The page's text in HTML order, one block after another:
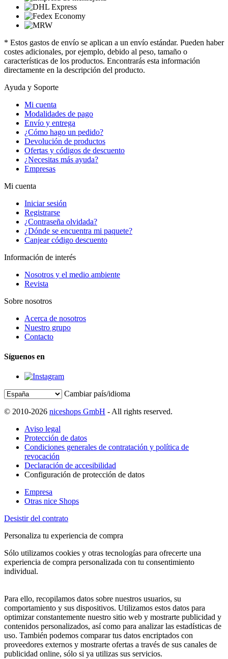
* Estos gastos de envío se aplican a un envío estándar. Pueden haber
costes adicionales, por ejemplo, debido al peso, tamaño o
características de los productos. Encontrarás esta información
directamente en la descripción del producto.
Ayuda y Soporte
Mi cuenta
Modalidades de pago
Envío y entrega
¿Cómo hago un pedido?
Devolución de productos
Ofertas y códigos de descuento
¿Necesitas más ayuda?
Empresas
Mi cuenta
Iniciar sesión
Registrarse
¿Contraseña olvidada?
¿Dónde se encuentra mi paquete?
Canjear código descuento
Información de interés
Nosotros y el medio ambiente
Revista
Sobre nosotros
Acerca de nosotros
Nuestro grupo
Contacto
Síguenos en
Cambiar país/idioma
© 2010-2026 niceshops GmbH - All rights reserved.
Aviso legal
Protección de datos
Condiciones generales de contratación y política de
revocación
Declaración de accesibilidad
Configuración de protección de datos
Empresa
Otras nice Shops
Desistir del contrato
Personaliza tu experiencia de compra
Sólo utilizamos cookies y otras tecnologías para ofrecerte una
experiencia de compra personalizada con tu consentimiento
individual.
Para ello, recopilamos datos sobre nuestros usuarios, su
comportamiento y sus dispositivos. Utilizamos estos datos para
optimizar constantemente nuestro sitio web y mostrarte publicidad y
contenidos personalizados, así como para analizar las estadísticas de
uso. También podemos comparar tus datos encriptados con
proveedores externos y mostrarte ofertas a través de sus canales de
publicidad online, sólo si ya utilizas sus servicios.